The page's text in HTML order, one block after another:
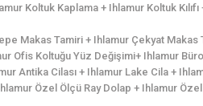
Koltuk Kaplama + Ihlamur Koltuk
Makas Tamiri + Ihlamur Çekyat
Ofis Koltuğu Yüz Değişimi+ Ihlamur
Antika Cilası + Ihlamur Lake Cila +
Özel Ölçü Ray Dolap + Ihlamur